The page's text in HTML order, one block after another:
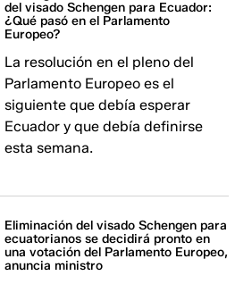
del visado Schengen para Ecuador:
¿Qué pasó en el Parlamento
Europeo?
La resolución en el pleno del
Parlamento Europeo es el
siguiente que debía esperar
Ecuador y que debía definirse
esta semana.
Eliminación del visado Schengen para
ecuatorianos se decidirá pronto en
una votación del Parlamento Europeo,
anuncia ministro